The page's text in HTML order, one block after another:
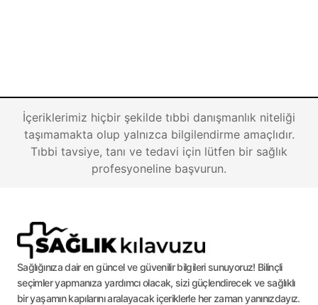
İçeriklerimiz hiçbir şekilde tıbbi danışmanlık niteliği
taşımamakta olup yalnızca bilgilendirme amaçlıdır.
Tıbbi tavsiye, tanı ve tedavi için lütfen bir sağlık
profesyoneline başvurun.
Sağlığınıza dair en güncel ve güvenilir bilgileri sunuyoruz! Bilinçli
seçimler yapmanıza yardımcı olacak, sizi güçlendirecek ve sağlıklı
bir yaşamın kapılarını aralayacak içeriklerle her zaman yanınızdayız.